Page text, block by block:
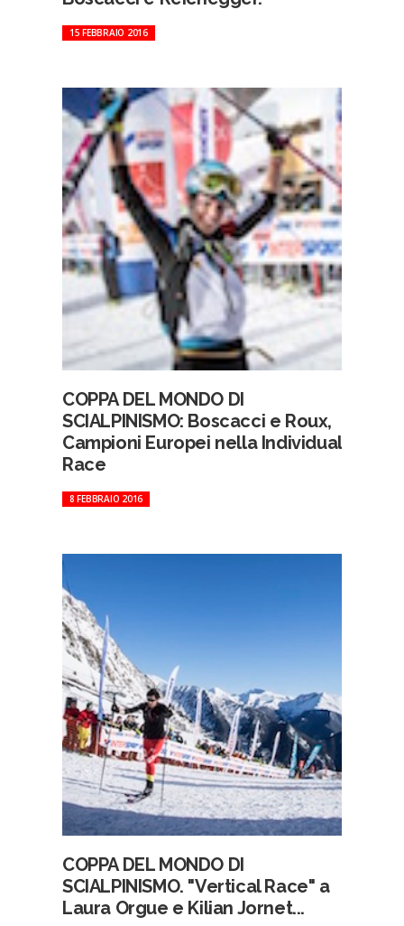
15 FEBBRAIO 2016
COPPA DEL MONDO DI
SCIALPINISMO: Boscacci e Roux,
Campioni Europei nella Individual
Race
8 FEBBRAIO 2016
COPPA DEL MONDO DI
SCIALPINISMO. "Vertical Race" a
Laura Orgue e Kilian Jornet...